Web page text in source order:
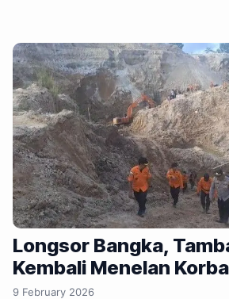
Longsor Bangka,
Kembali Menelan
9 February 2026